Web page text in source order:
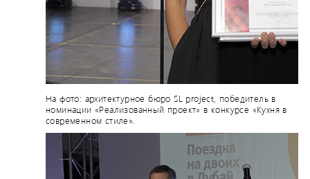
На фото: архитектурное бюро SL project, победитель в
номинации «Реализованный проект» в конкурсе «Кухня в
современном стиле».